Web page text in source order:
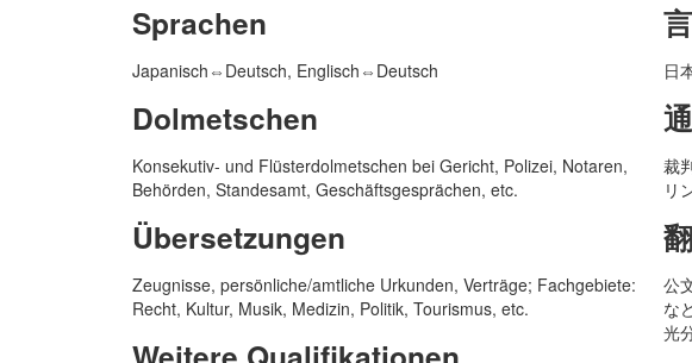
Ihre Telefonnummer
Ihre Nachricht
Sprachen
Japanisch⇔Deutsch, Englisch⇔Deutsch
Dolmetschen
Konsekutiv- und Flüsterdolmetschen bei Gericht, Polizei, Notaren,
Behörden, Standesamt, Geschäftsgesprächen, etc.
Übersetzungen
Zeugnisse, persönliche/amtliche Urkunden, Verträge; Fachgebiete:
Recht, Kultur, Musik, Medizin, Politik, Tourismus, etc.
日
裁
リ
公
な
光